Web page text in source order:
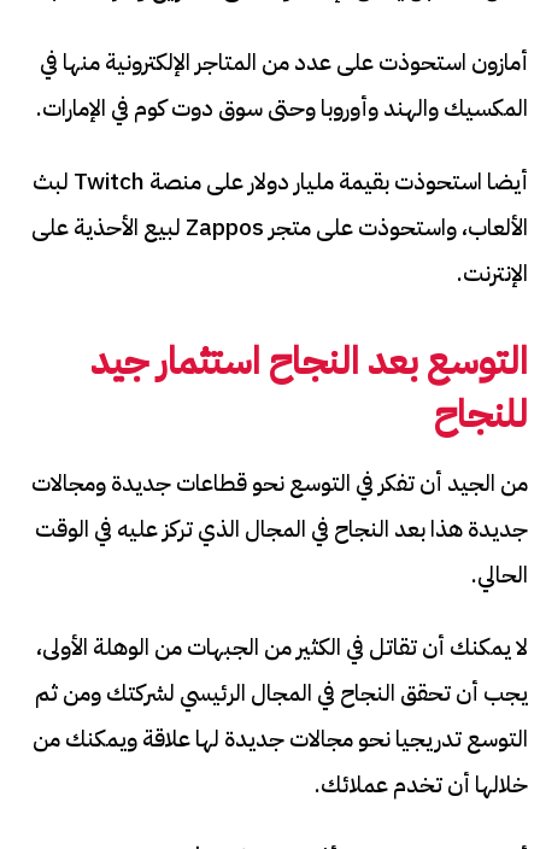
أمازون استحوذت على عدد من المتاجر الإلكترونية منها في
المكسيك والهند وأوروبا وحتى سوق دوت كوم في الإمارات.
أيضا استحوذت بقيمة مليار دولار على منصة Twitch لبث
الألعاب، واستحوذت على متجر Zappos لبيع الأحذية على
الإنترنت.
التوسع بعد النجاح استثمار جيد
للنجاح
من الجيد أن تفكر في التوسع نحو قطاعات جديدة ومجالات
جديدة هذا بعد النجاح في المجال الذي تركز عليه في الوقت
الحالي.
لا يمكنك أن تقاتل في الكثير من الجبهات من الوهلة الأولى،
يجب أن تحقق النجاح في المجال الرئيسي لشركتك ومن ثم
التوسع تدريجيا نحو مجالات جديدة لها علاقة ويمكنك من
خلالها أن تخدم عملائك.